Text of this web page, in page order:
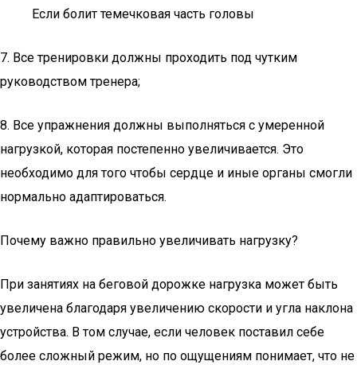
Если болит темечковая часть головы
7. Все тренировки должны проходить под чутким
руководством тренера;
8. Все упражнения должны выполняться с умеренной
нагрузкой, которая постепенно увеличивается. Это
необходимо для того чтобы сердце и иные органы смогли
нормально адаптироваться.
Почему важно правильно увеличивать нагрузку?
При занятиях на беговой дорожке нагрузка может быть
увеличена благодаря увеличению скорости и угла наклона
устройства. В том случае, если человек поставил себе
более сложный режим, но по ощущениям понимает, что не